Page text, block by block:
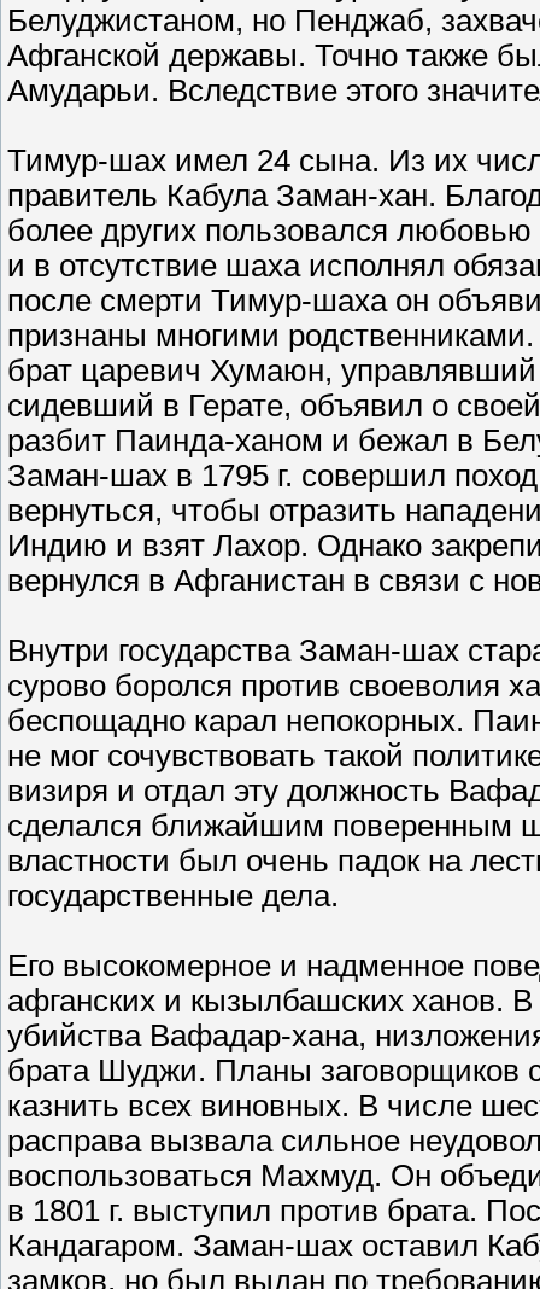
Белуджистаном, но Пенджаб,
Афганской державы. Точно также
Амударьи. Вследствие этого
Тимур-шах имел 24 сына. Из их
правитель Кабула Заман-хан.
более других пользовался
и в отсутствие шаха исполнял
после смерти Тимур-шаха он
признаны многими
брат царевич Хумаюн,
сидевший в Герате, объявил о
разбит Паинда-ханом и бежал в
Заман-шах в 1795 г. совершил
вернуться, чтобы отразить
Индию и взят Лахор. Однако
вернулся в Афганистан в связи с
Внутри государства Заман-шах
сурово боролся против своеволия
беспощадно карал непокорных.
не мог сочувствовать такой
визиря и отдал эту должность
сделался ближайшим поверенным
властности был очень падок на
государственные дела.
Его высокомерное и надменное
афганских и кызылбашских ханов.
убийства Вафадар-хана,
брата Шуджи. Планы заговорщиков
казнить всех виновных. В числе
расправа вызвала сильное
воспользоваться Махмуд. Он
в 1801 г. выступил против брата.
Кандагаром. Заман-шах оставил
замков, но был выдан по